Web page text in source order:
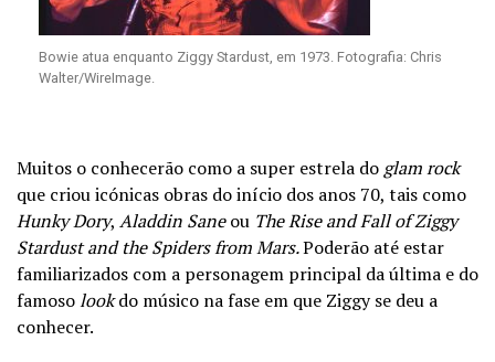
Bowie atua enquanto Ziggy Stardust, em 1973. Fotografia: Chris
Walter/WireImage.
Muitos o conhecerão como a super estrela do glam rock
que criou icónicas obras do início dos anos 70, tais como
Hunky Dory, Aladdin Saneou The Rise and Fall of Ziggy
Stardust and the Spiders from Mars.Poderão até estar
familiarizados com a personagem principal da última e do
famosolookdo músico na fase em que Ziggy se deu a
conhecer.